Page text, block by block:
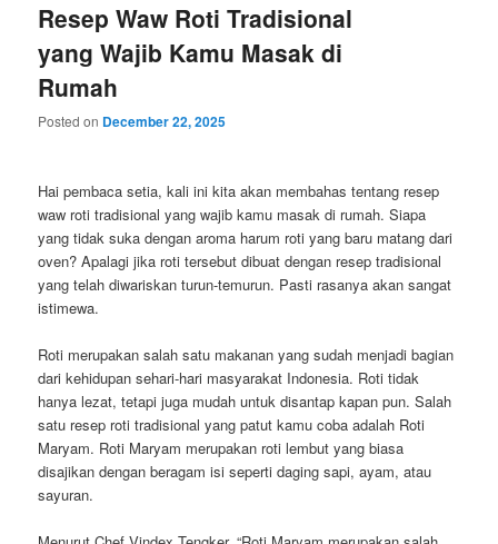
Resep Waw Roti Tradisional
yang Wajib Kamu Masak di
Rumah
Posted on December 22, 2025
Hai pembaca setia, kali ini kita akan membahas tentang resep
waw roti tradisional yang wajib kamu masak di rumah. Siapa
yang tidak suka dengan aroma harum roti yang baru matang dari
oven? Apalagi jika roti tersebut dibuat dengan resep tradisional
yang telah diwariskan turun-temurun. Pasti rasanya akan sangat
istimewa.
Roti merupakan salah satu makanan yang sudah menjadi bagian
dari kehidupan sehari-hari masyarakat Indonesia. Roti tidak
hanya lezat, tetapi juga mudah untuk disantap kapan pun. Salah
satu resep roti tradisional yang patut kamu coba adalah Roti
Maryam. Roti Maryam merupakan roti lembut yang biasa
disajikan dengan beragam isi seperti daging sapi, ayam, atau
sayuran.